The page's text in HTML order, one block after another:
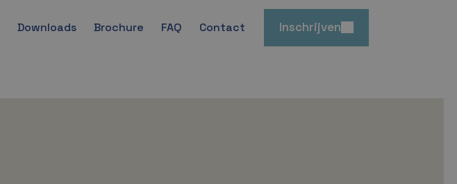
Downloads Brochure FAQ Contact Inschrijven